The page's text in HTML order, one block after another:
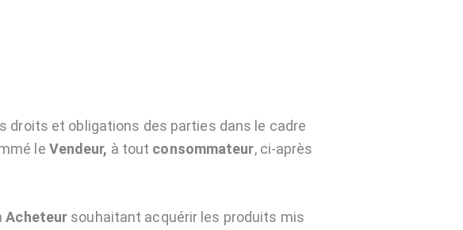
droits et obligations des parties dans le cadre
le Vendeur, à tout consommateur, ci-après
Acheteur souhaitant acquérir les produits mis